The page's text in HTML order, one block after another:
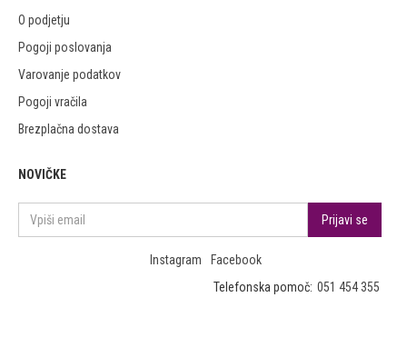
O podjetju
Pogoji poslovanja
Varovanje podatkov
Pogoji vračila
Brezplačna dostava
NOVIČKE
Instagram
Facebook
Telefonska pomoč: 051 454 355